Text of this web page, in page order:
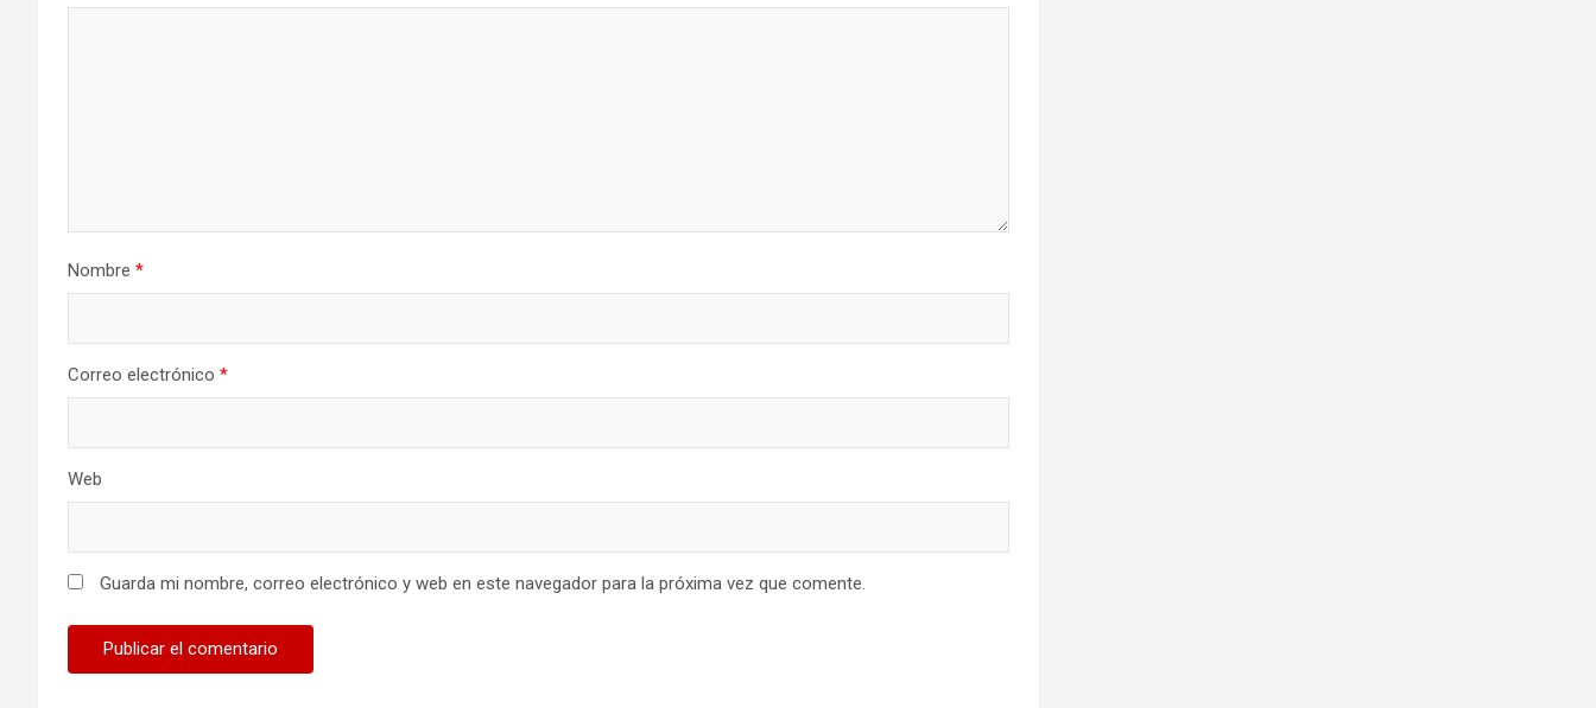
Nombre *
Correo electrónico *
Web
Guarda mi nombre, correo electrónico y web en este navegador para la próxima vez que comente.